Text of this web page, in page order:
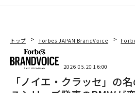
トップ Forbes JAPAN BrandVoice
2026.05.20 16:00
「ノイエ・クラッセ」の